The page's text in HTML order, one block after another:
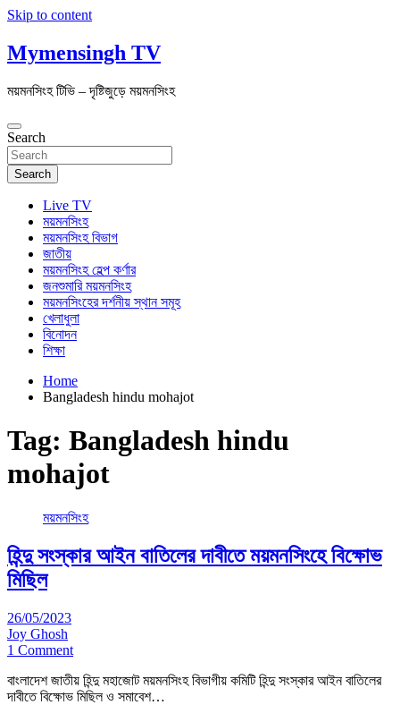
Skip to content
Mymensingh TV
ময়মনসিংহ টিভি – দৃষ্টিজুড়ে ময়মনসিংহ
Search
Search
Live TV
ময়মনসিংহ
ময়মনসিংহ বিভাগ
জাতীয়
ময়মনসিংহ হেল্প কর্ণার
জনশুমারি ময়মনসিংহ
ময়মনসিংহের দর্শনীয় স্থান সমূহ
খেলাধুলা
বিনোদন
শিক্ষা
Home
Bangladesh hindu mohajot
Tag: Bangladesh hindu
mohajot
ময়মনসিংহ
হিন্দু সংস্কার আইন বাতিলের দাবীতে ময়মনসিংহে বিক্ষোভ
মিছিল
26/05/2023
Joy Ghosh
1 Comment
বাংলাদেশ জাতীয় হিন্দু মহাজোট ময়মনসিংহ বিভাগীয় কমিটি হিন্দু সংস্কার আইন বাতিলের
দাবীতে বিক্ষোভ মিছিল ও সমাবেশ…